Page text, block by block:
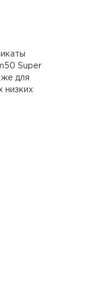
Super
для
низких